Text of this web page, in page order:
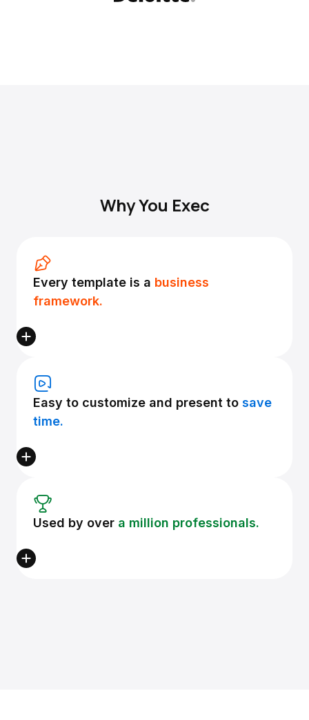
Why You Exec
Every template is a business
framework.
Easy to customize and present to save
time.
Used by over a million professionals.